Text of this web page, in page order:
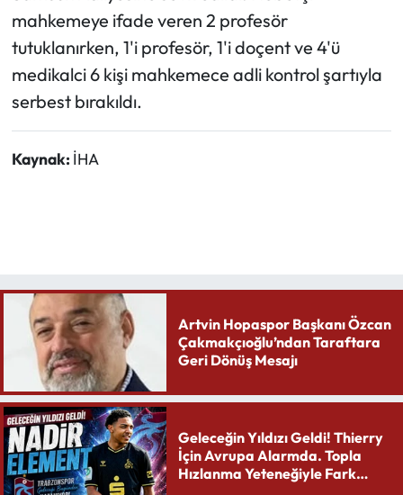
mahkemeye ifade veren 2 profesör
tutuklanırken, 1'i profesör, 1'i doçent ve 4'ü
medikalci 6 kişi mahkemece adli kontrol şartıyla
serbest bırakıldı.
Kaynak: İHA
Artvin Hopaspor Başkanı Özcan
Çakmakçıoğlu’ndan Taraftara
Geri Dönüş Mesajı
Geleceğin Yıldızı Geldi! Thierry
İçin Avrupa Alarmda. Topla
Hızlanma Yeteneğiyle Fark